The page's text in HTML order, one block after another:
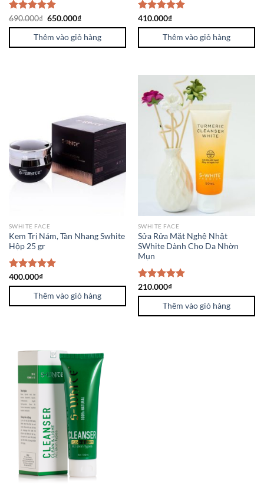
Được xếp
hạng5.00
690.000₫ 650.000₫
Thêm vào giỏ hàng
Được xếp
hạng5.00
410.000₫
Thêm vào giỏ hàng
SWHITE FACE
Kem Trị Nám, Tàn Nhang Swhite
Hộp 25 gr
Được xếp
hạng5.00
400.000₫
Thêm vào giỏ hàng
SWHITE FACE
Sửa Rửa Mặt Nghệ Nhật
SWhite Dành Cho Da Nhờn
Mụn
Được xếp
hạng5.00
210.000₫
Thêm vào giỏ hàng